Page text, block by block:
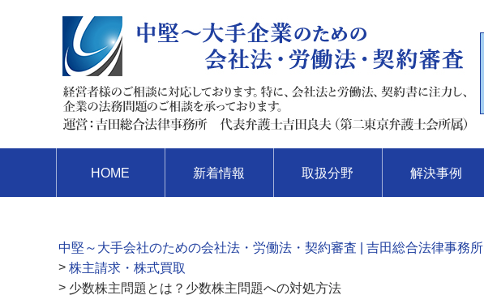
HOME 新着情報 取扱分野 解決事例
中堅～大手会社のための会社法・労働法・契約審査 | 吉田総合法律事務所
> 株主請求・株式買取
> 少数株主問題とは？少数株主問題への対処方法